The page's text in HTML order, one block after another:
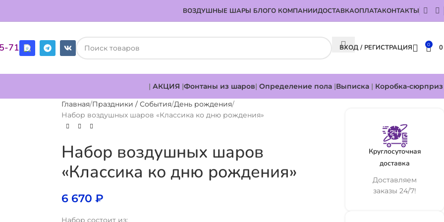
ВОЗДУШНЫЕ ШАРЫ БЛОГО КОМПАНИИДОСТАВКАОПЛАТАКОНТАКТЫ
71 ВХОД / РЕГИСТРАЦИЯ 0
| АКЦИЯ |Фонтаны из шаров| Определение пола |Выписка | Коробка-сюрприз
Главная Праздники / События День рождения
Набор воздушных шаров «Классика ко дню рождения»
Набор воздушных шаров
«Классика ко дню рождения»
6 670₽
Набор состоит из:
Круглосуточная
доставка
Доставляем
заказы 24/7!